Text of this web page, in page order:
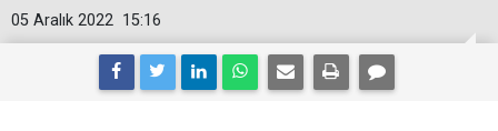
15:16
05 Aralık 2022